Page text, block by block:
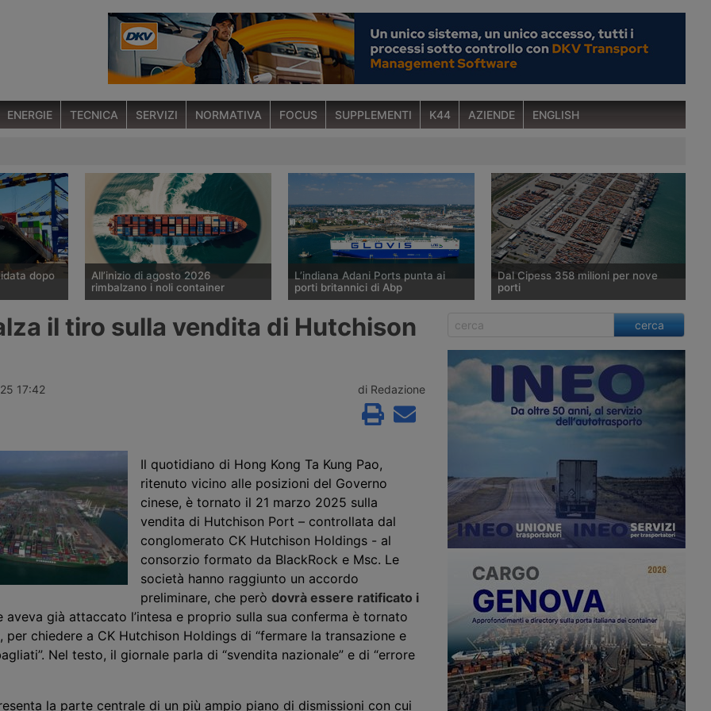
ENERGIE TECNICA SERVIZI NORMATIVA FOCUS SUPPLEMENTI K44 AZIENDE ENGLISH
dopo
ha
terzo
la rete
Hossein
di
All’inizio di agosto 2026
rimbalzano i noli container
di container diffusi il 6 agosto 2026
L’indiana Adani Ports punta ai
porti britannici di Abp
valutando l’acquisizione della quota
pensione canadesi Cppib e Omers,
che hanno incaricato Morgan
Stanley per una cessione stimata
oltre 10 miliardi di sterline. Nessuna
offerta formale è stata ancora
Dal Cipess 358 milioni per nove
porti
Il Comitato Interministeriale per la
Programmazione Economica ha dato
357,65 milioni di euro per quattordici
interventi in nove porti italiani, tra
opere nuove a Trieste, Messina e
Venezia e il rifinanziamento di
progetti già avviati in altri sei scali.
il tiro sulla vendita di Hutchison
17:42 di Redazione
Il quotidiano di Hong Kong Ta Kung Pao,
ritenuto vicino alle posizioni del Governo
cinese, è tornato il 21 marzo 2025 sulla
vendita di Hutchison Port – controllata dal
conglomerato CK Hutchison Holdings - al
consorzio formato da BlackRock e Msc. Le
società hanno raggiunto un accordo
preliminare, che però dovrà essere ratificato i
aveva già attaccato l’intesa e proprio sulla sua conferma è tornato
per chiedere a CK Hutchison Holdings di “fermare la transazione e
Nel testo, il giornale parla di “svendita nazionale” e di “errore
la parte centrale di un più ampio piano di dismissioni con cui
cerca